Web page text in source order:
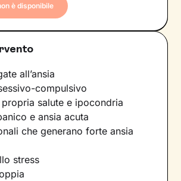
è disponibile
all’ansia
compulsivo
salute e ipocondria
e ansia acuta
che generano forte ansia
stress